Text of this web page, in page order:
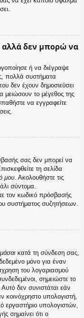
αλλά δεν μπορώ να
ή να διέγραψε
πολλά συστήματα
δεν έχουν δημοσιεύσει
μειώσουν το μέγεθος της
να εγγραφείτε
σας δεν μπορεί να
τη σελίδα
μου. Ακολουθήστε τις
σύντομα.
τον κωδικό πρόσβασής
συστήματος συζητήσεων.
κατά τη σύνδεση σας,
μόνο για έναν
του λογαριασμού
σημειώστε το
δεν συνιστάται εάν
υπολογιστή,
εργαστήριο υπολογιστών,
σημαίνει ότι ο